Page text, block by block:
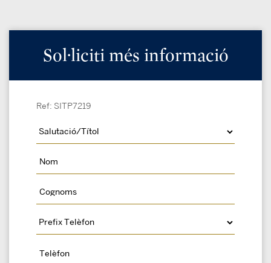
Sol·liciti més informació
Ref: SITP7219